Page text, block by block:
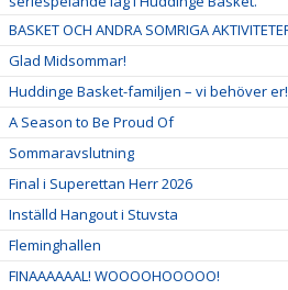
BASKET OCH ANDRA SOMRIGA
Glad Midsommar!
Huddinge Basket-familjen – vi behöver er!
A Season to Be Proud Of
Sommaravslutning
Final i Superettan Herr 2026
Inställd Hangout i Stuvsta
Fleminghallen
FINAAAAAAL! WOOOOHOOOOO!